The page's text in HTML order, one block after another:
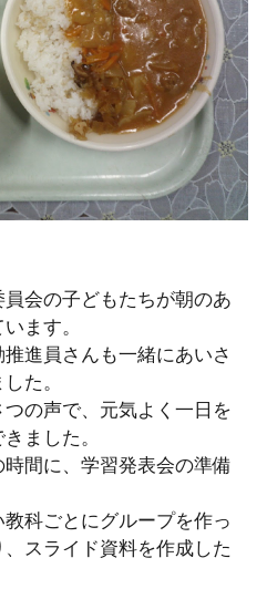
会の子どもたちが朝のあ
ます。
進員さんも一緒にあいさ
た。
の声で、元気よく一日を
ました。
間に、学習発表会の準備
科ごとにグループを作っ
スライド資料を作成した